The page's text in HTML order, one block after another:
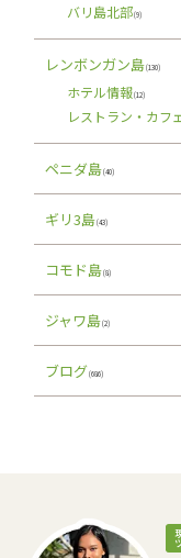
バリ島北部(9)
レンボンガン島(130)
ホテル情報(12)
レストラン・カフ
ペニダ島(40)
ギリ3島(43)
コモド島(8)
ジャワ島(2)
ブログ(686)